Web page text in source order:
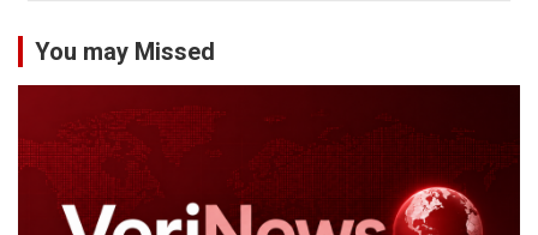
You may Missed